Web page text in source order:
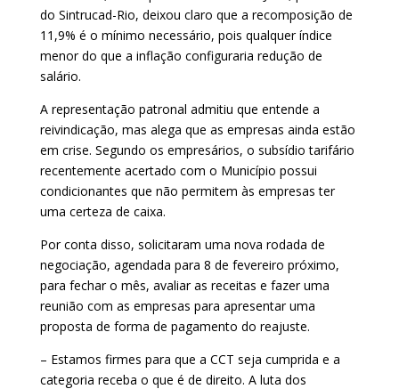
do Sintrucad-Rio, deixou claro que a recomposição de
11,9% é o mínimo necessário, pois qualquer índice
menor do que a inflação configuraria redução de
salário.
A representação patronal admitiu que entende a
reivindicação, mas alega que as empresas ainda estão
em crise. Segundo os empresários, o subsídio tarifário
recentemente acertado com o Município possui
condicionantes que não permitem às empresas ter
uma certeza de caixa.
Por conta disso, solicitaram uma nova rodada de
negociação, agendada para 8 de fevereiro próximo,
para fechar o mês, avaliar as receitas e fazer uma
reunião com as empresas para apresentar uma
proposta de forma de pagamento do reajuste.
– Estamos firmes para que a CCT seja cumprida e a
categoria receba o que é de direito. A luta dos